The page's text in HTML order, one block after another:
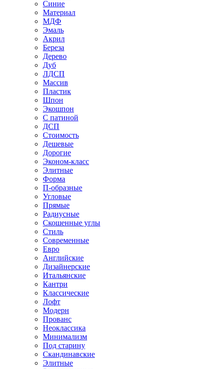
Синие
Материал
МДФ
Эмаль
Акрил
Береза
Дерево
Дуб
ЛДСП
Массив
Пластик
Шпон
Экошпон
С патиной
ДСП
Стоимость
Дешевые
Дорогие
Эконом-класс
Элитные
Форма
П-образные
Угловые
Прямые
Радиусные
Скошенные углы
Стиль
Современные
Евро
Английские
Дизайнерские
Итальянские
Кантри
Классические
Лофт
Модерн
Прованс
Неоклассика
Минимализм
Под старину
Скандинавские
Элитные